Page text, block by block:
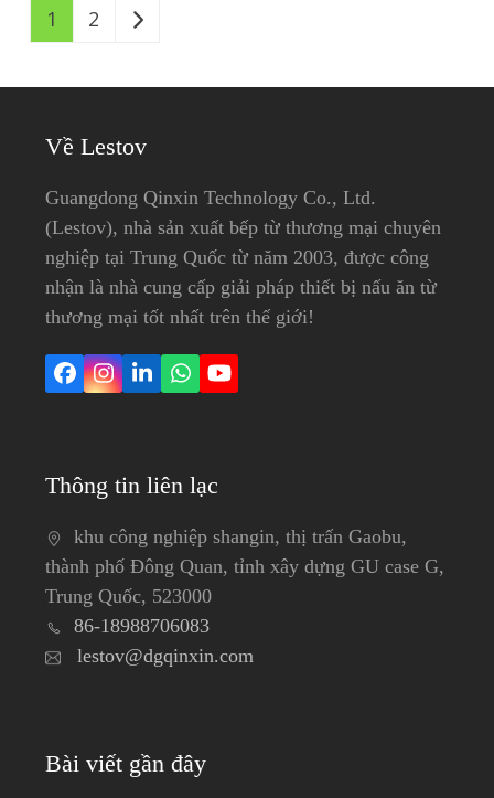
1 2
Về Lestov
Guangdong Qinxin Technology Co., Ltd.
(Lestov), ​​nhà sản xuất bếp từ thương mại chuyên
nghiệp tại Trung Quốc từ năm 2003, được công
nhận là nhà cung cấp giải pháp thiết bị nấu ăn từ
thương mại tốt nhất trên thế giới!
Facebook
Instagram
LinkedInWhatsApp
YouTube
Thông tin liên lạc
khu công nghiệp shangin, thị trấn Gaobu,
thành phố Đông Quan, tỉnh xây dựng GU case G,
Trung Quốc, 523000
86-18988706083
lestov@dgqinxin.com
Bài viết gần đây